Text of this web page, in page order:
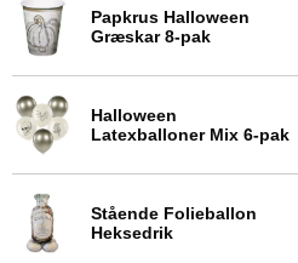
Papkrus Halloween
Græskar 8-pak
Varenr 87676
Halloween
Latexballoner Mix 6-pak
Varenr 87675
Stående Folieballon
Heksedrik
Varenr 87674